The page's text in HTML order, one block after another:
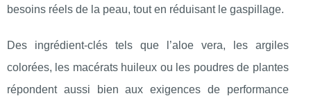
besoins réels de la peau, tout en réduisant le gaspillage.
Des ingrédient-clés tels que l’aloe vera, les argiles
colorées, les macérats huileux ou les poudres de plantes
répondent aussi bien aux exigences de performance